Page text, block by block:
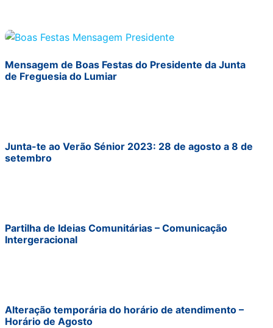
Mensagem de Boas Festas do Presidente da Junta
de Freguesia do Lumiar
Junta-te ao Verão Sénior 2023: 28 de agosto a 8 de
setembro
Partilha de Ideias Comunitárias – Comunicação
Intergeracional
Alteração temporária do horário de atendimento –
Horário de Agosto